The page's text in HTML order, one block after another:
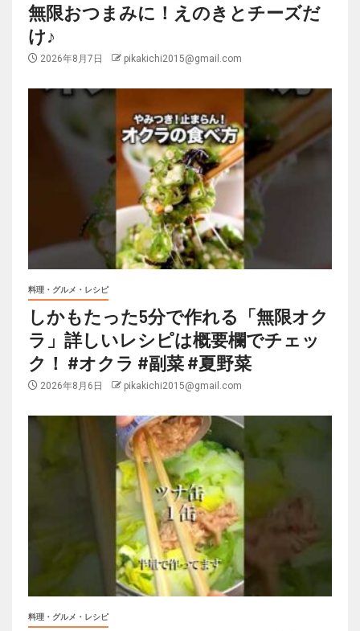
無限おつまみに！えのきとチーズだ
け♪
2026年8月7日 pikakichi2015@gmail.com
料理・グルメ・レシピ
しかもたった5分で作れる「無限オク
ラ」詳しいレシピは概要欄でチェッ
ク！ #オクラ #副菜 #夏野菜
2026年8月6日 pikakichi2015@gmail.com
料理・グルメ・レシピ